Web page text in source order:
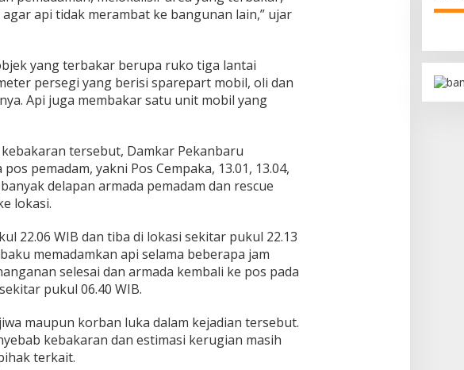
api tidak merambat ke bangunan lain,” ujar
yang terbakar berupa ruko tiga lantai
persegi yang berisi sparepart mobil, oli dan
Api juga membakar satu unit mobil yang
tersebut, Damkar Pekanbaru
pemadam, yakni Pos Cempaka, 13.01, 13.04,
delapan armada pemadam dan rescue
lokasi.
22.06 WIB dan tiba di lokasi sekitar pukul 22.13
memadamkan api selama beberapa jam
selesai dan armada kembali ke pos pada
pukul 06.40 WIB.
maupun korban luka dalam kejadian tersebut.
kebakaran dan estimasi kerugian masih
terkait.